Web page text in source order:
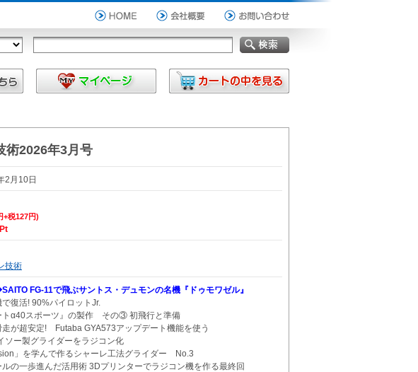
術2026年3月号
2月10日
+税127円)
技術
FG-11で飛ぶサントス・デュモンの名機『ドゥモワゼル』
復活! 90%パイロットJr.
トα40スポーツ』の製作 その③ 初飛行と準備
走が超安定! Futaba GYA573アップデート機能を使う
ソー製グライダーをラジコン化
」を学んで作るシャーレ工法グライダー No.3
ルの一歩進んだ活用術 3Dプリンターでラジコン機を作る最終回